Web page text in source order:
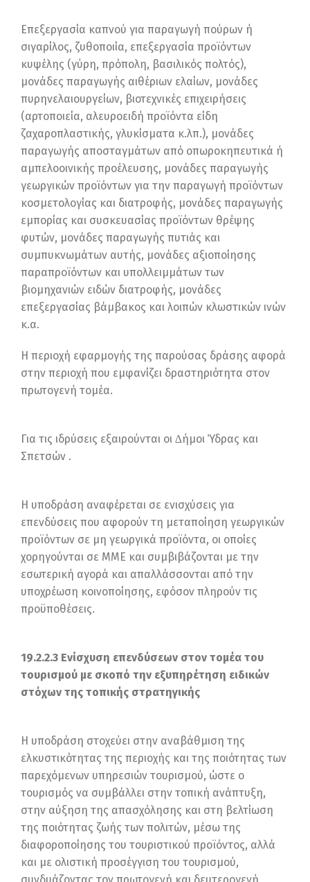
Επεξεργασία καπνού για παραγωγή πούρων ή
σιγαρίλος, ζυθοποιία, επεξεργασία προϊόντων
κυψέλης (γύρη, πρόπολη, βασιλικός πολτός),
μονάδες παραγωγής αιθέριων ελαίων, μονάδες
πυρηνελαιουργείων, βιοτεχνικές επιχειρήσεις
(αρτοποιεία, αλευροειδή προϊόντα είδη
ζαχαροπλαστικής, γλυκίσματα κ.λπ.), μονάδες
παραγωγής αποσταγμάτων από οπωροκηπευτικά ή
αμπελοοινικής προέλευσης, μονάδες παραγωγής
γεωργικών προϊόντων για την παραγωγή προϊόντων
κοσμετολογίας και διατροφής, μονάδες παραγωγής
εμπορίας και συσκευασίας προϊόντων θρέψης
φυτών, μονάδες παραγωγής πυτιάς και
συμπυκνωμάτων αυτής, μονάδες αξιοποίησης
παραπροϊόντων και υπολλειμμάτων των
βιομηχανιών ειδών διατροφής, μονάδες
επεξεργασίας βάμβακος και λοιπών κλωστικών ινών
κ.α.
Η περιοχή εφαρμογής της παρούσας δράσης αφορά
στην περιοχή που εμφανίζει δραστηριότητα στον
πρωτογενή τομέα.
Για τις ιδρύσεις εξαιρούνται οι ∆ήμοι Ύδρας και
Σπετσών .
Η υποδράση αναφέρεται σε ενισχύσεις για
επενδύσεις που αφορούν τη μεταποίηση γεωργικών
προϊόντων σε μη γεωργικά προϊόντα, οι οποίες
χορηγούνται σε ΜΜΕ και συμβιβάζονται με την
εσωτερική αγορά και απαλλάσσονται από την
υποχρέωση κοινοποίησης, εφόσον πληρούν τις
προϋποθέσεις.
19.2.2.3 Ενίσχυση επενδύσεων στον τομέα του
τουρισμού με σκοπό την εξυπηρέτηση ειδικών
στόχων της τοπικής στρατηγικής
Η υποδράση στοχεύει στην αναβάθμιση της
ελκυστικότητας της περιοχής και της ποιότητας των
παρεχόμενων υπηρεσιών τουρισμού, ώστε ο
τουρισμός να συμβάλλει στην τοπική ανάπτυξη,
στην αύξηση της απασχόλησης και στη βελτίωση
της ποιότητας ζωής των πολιτών, μέσω της
διαφοροποίησης του τουριστικού προϊόντος, αλλά
και με ολιστική προσέγγιση του τουρισμού,